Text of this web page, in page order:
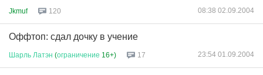
Jkmuf 120 08:38 02.09.2004
Оффтоп: сдал дочку в учение
Шарль Латэн (ограничение 16+) 17 23:54 01.09.2004